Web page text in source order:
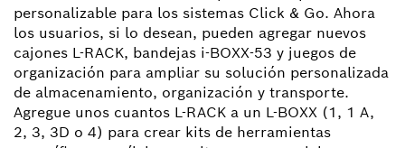
personalizable para los sistemas Click & Go. Ahora
los usuarios, si lo desean, pueden agregar nuevos
cajones L-RACK, bandejas i-BOXX-53 y juegos de
organización para ampliar su solución personalizada
de almacenamiento, organización y transporte.
Agregue unos cuantos L-RACK a un L-BOXX (1, 1 A,
2, 3, 3D o 4) para crear kits de herramientas